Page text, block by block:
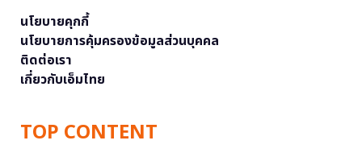
นโยบายคุกกี้
นโยบายการคุ้มครองข้อมูลส่วนบุคคล
ติดต่อเรา
เกี่ยวกับเอ็มไทย
TOP CONTENT